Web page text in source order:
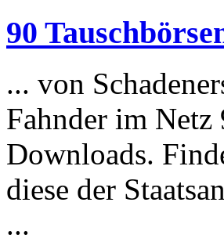
90
... von
Fahnder im
Downloads.
diese der
...